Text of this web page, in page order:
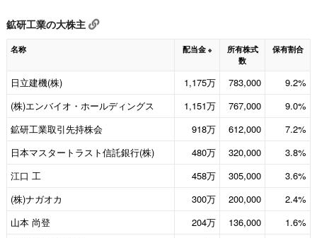
鉱研工業の大株主
名称 配当金 ※
所有株式
数
保有割合
日立建機(株) 1,175万 783,000
9.2%
(株)エンバイオ・ホールディングス
1,151万 767,000
9.0%
鉱研工業取引先持株会
918万 612,000
7.2%
日本マスタートラスト信託銀行(株)
480万 320,000
3.8%
江口 工
458万 305,000
3.6%
(株)ナガオカ
300万 200,000
2.4%
山本 尚登
204万 136,000
1.6%